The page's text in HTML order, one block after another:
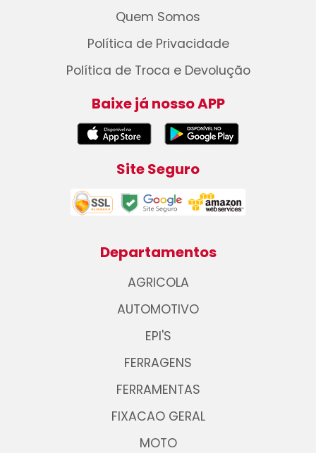
Quem Somos
Política de Privacidade
Política de Troca e Devolução
Baixe já nosso APP
Site Seguro
Departamentos
AGRICOLA
AUTOMOTIVO
EPI'S
FERRAGENS
FERRAMENTAS
FIXACAO GERAL
MOTO